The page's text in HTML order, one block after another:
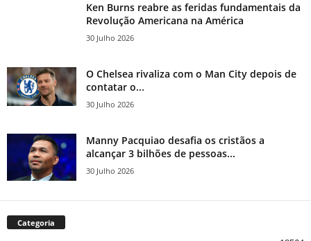
Ken Burns reabre as feridas fundamentais da
Revolução Americana na América
30 Julho 2026
O Chelsea rivaliza com o Man City depois de
contatar o...
30 Julho 2026
Manny Pacquiao desafia os cristãos a
alcançar 3 bilhões de pessoas...
30 Julho 2026
Categoria